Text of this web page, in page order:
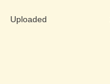
Uploaded